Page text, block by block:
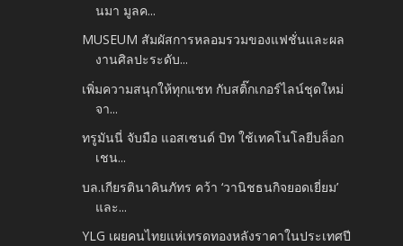
นมา มูลค...
MUSEUM สัมผัสการหลอมรวมของแฟชั่นและผล
งานศิลปะระดับ...
เพิ่มความสนุกให้ทุกแชท กับสติ๊กเกอร์ไลน์ชุดใหม่
จา...
ทรูมันนี่ จับมือ แอสเซนด์ บิท ใช้เทคโนโลยีบล็อก
เชน...
บล.เกียรตินาคินภัทร คว้า ‘วานิชธนกิจยอดเยี่ยม’
และ...
YLG เผยคนไทยแห่เทรดทองหลังราคาในประเทศปี